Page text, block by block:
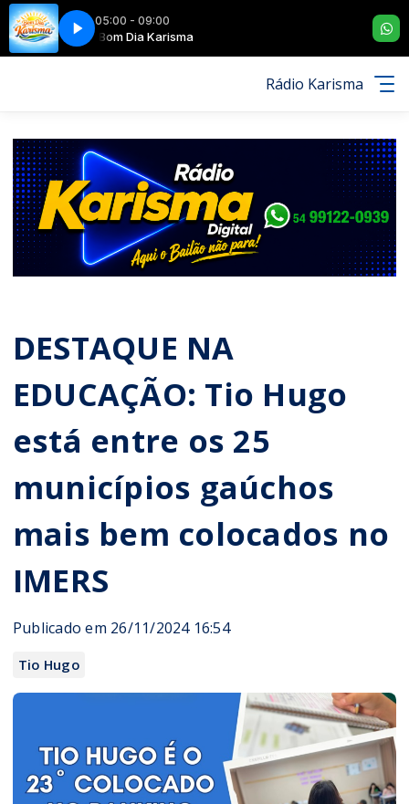
05:00 - 09:00
Bom Dia Karisma
ALEGRIA MUSICAL - TRILHA SONORA
Rádio Karisma
DESTAQUE NA
EDUCAÇÃO: Tio Hugo
está entre os 25
municípios gaúchos
mais bem colocados no
IMERS
Publicado em 26/11/2024 16:54
Tio Hugo